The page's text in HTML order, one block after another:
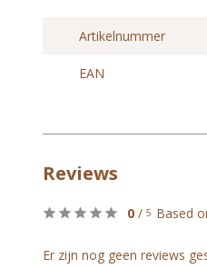
Artikelnummer
EAN
Reviews
0 / 5 Based
Er zijn nog geen reviews